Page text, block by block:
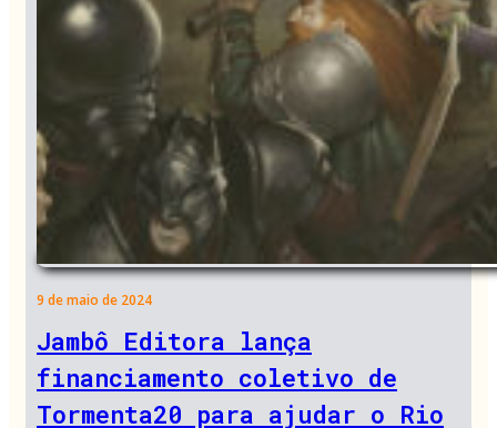
9 de maio de 2024
Jambô Editora lança
financiamento coletivo de
Tormenta20 para ajudar o Rio